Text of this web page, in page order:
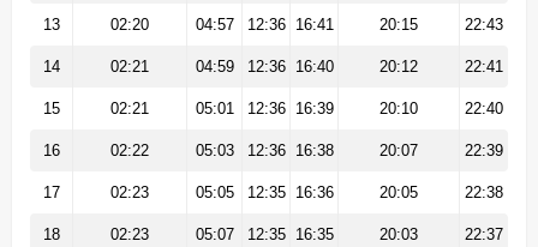
13 02:20 04:57 12:36 16:41 20:15 22:43
14 02:21 04:59 12:36 16:40 20:12 22:41
15 02:21 05:01 12:36 16:39 20:10 22:40
16 02:22 05:03 12:36 16:38 20:07 22:39
17 02:23 05:05 12:35 16:36 20:05 22:38
18 02:23 05:07 12:35 16:35 20:03 22:37